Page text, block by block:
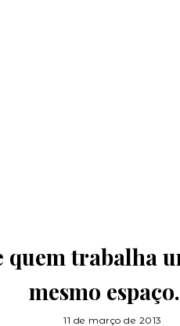
quem trabalha
mesmo
11 de março de 2013